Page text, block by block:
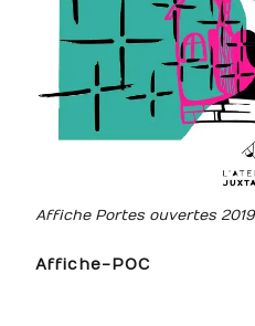
Affiche Portes ouvertes 2019
Affiche-POC